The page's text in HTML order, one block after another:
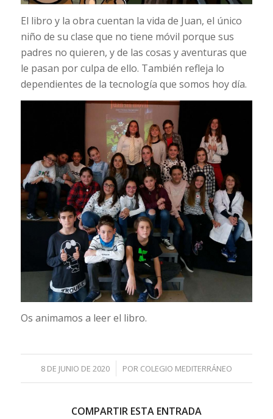
El libro y la obra cuentan la vida de Juan, el único
niño de su clase que no tiene móvil porque sus
padres no quieren, y de las cosas y aventuras que
le pasan por culpa de ello. También refleja lo
dependientes de la tecnología que somos hoy día.
Os animamos a leer el libro.
8 DE JUNIO DE 2020
/ POR COLEGIO MEDITERRÁNEO
COMPARTIR ESTA ENTRADA